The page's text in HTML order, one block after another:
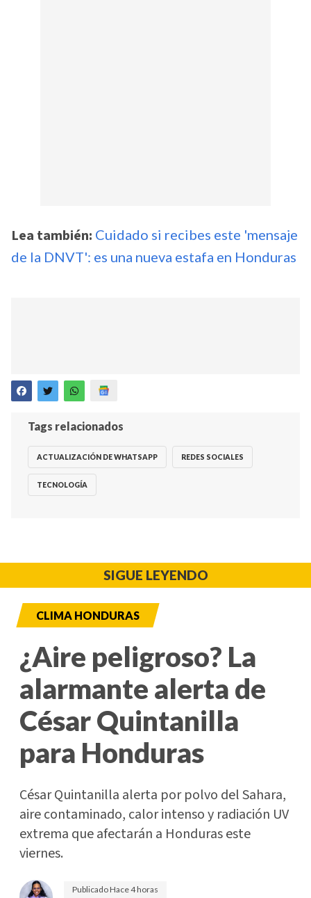
Lea también: Cuidado si recibes este 'mensaje
de la DNVT': es una nueva estafa en Honduras
Tags relacionados
ACTUALIZACIÓN DE WHATSAPP REDES SOCIALES
TECNOLOGÍA
SIGUE LEYENDO
CLIMA HONDURAS
¿Aire peligroso? La
alarmante alerta de
César Quintanilla
para Honduras
César Quintanilla alerta por polvo del Sahara,
aire contaminado, calor intenso y radiación UV
extrema que afectarán a Honduras este
viernes.
PublicadoHace 4 horas